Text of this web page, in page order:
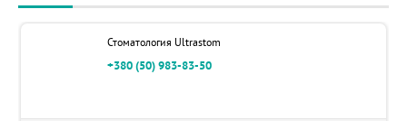
Стоматология Ultrastom
+380 (50) 983-83-50